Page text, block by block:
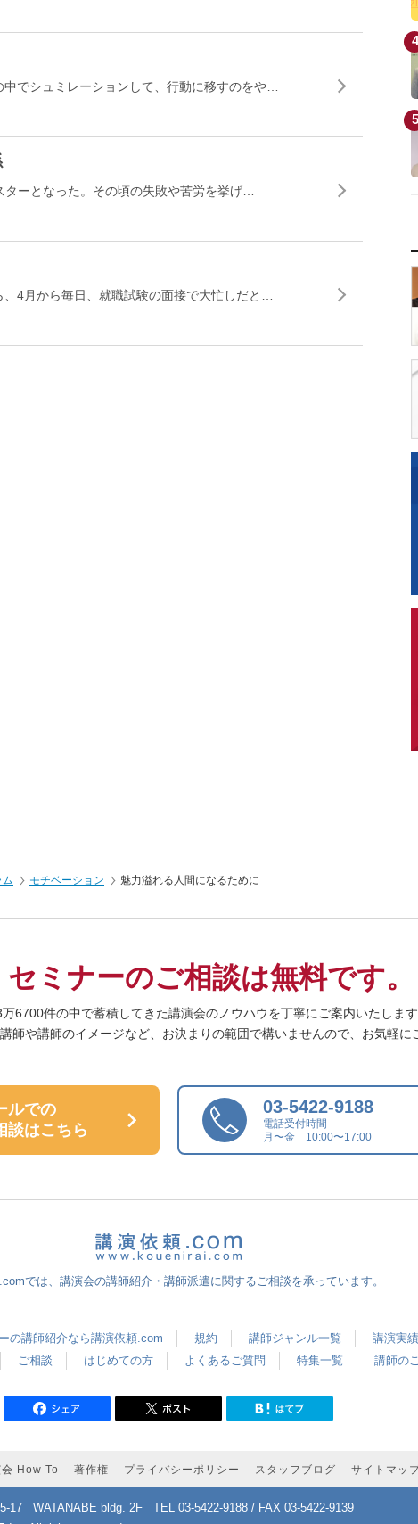
でシュミレーションして、行動に移すのをや…
ーとなった。その頃の失敗や苦労を挙げ…
4月から毎日、就職試験の面接で大忙しだと…
4
5
ム モチベーション 魅力溢れる人間になるために
セミナーのご相談は無料です。
6700件の中で蓄積してきた講演会のノウハウを丁寧にご案内いたします
師や講師のイメージなど、 お決まりの範囲で構いませんので、 お気軽に
ルでの
談はこちら
03-5422-9188
電話受付時間
月〜金 10:00〜17:00
では、講演会の講師紹介・講師派遣に関するご相談を承っています。
の講師紹介なら講演依頼.com 規約 講師ジャンル一覧
講演実績
ご相談 はじめての方 よくあるご質問 特集一覧 講師の
How To 著作権 プライバシーポリシー スタッフブログ サイトマッ
17 WATANABE bldg. 2F
TEL 03-5422-9188 / FAX 03-5422-9139